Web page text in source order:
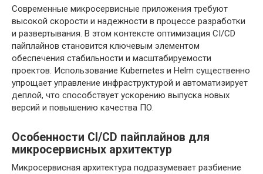
Современные микросервисные приложения требуют
высокой скорости и надежности в процессе разработки
и развертывания. В этом контексте оптимизация CI/CD
пайплайнов становится ключевым элементом
обеспечения стабильности и масштабируемости
проектов. Использование Kubernetes и Helm существенно
упрощает управление инфраструктурой и автоматизирует
деплой, что способствует ускорению выпуска новых
версий и повышению качества ПО.
Особенности CI/CD пайплайнов для
микросервисных архитектур
Микросервисная архитектура подразумевает разбиение